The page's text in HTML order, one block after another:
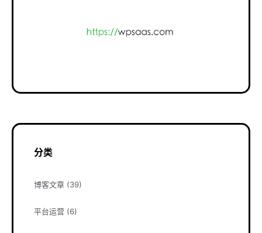
分类
博客文章 (39)
平台运营 (6)